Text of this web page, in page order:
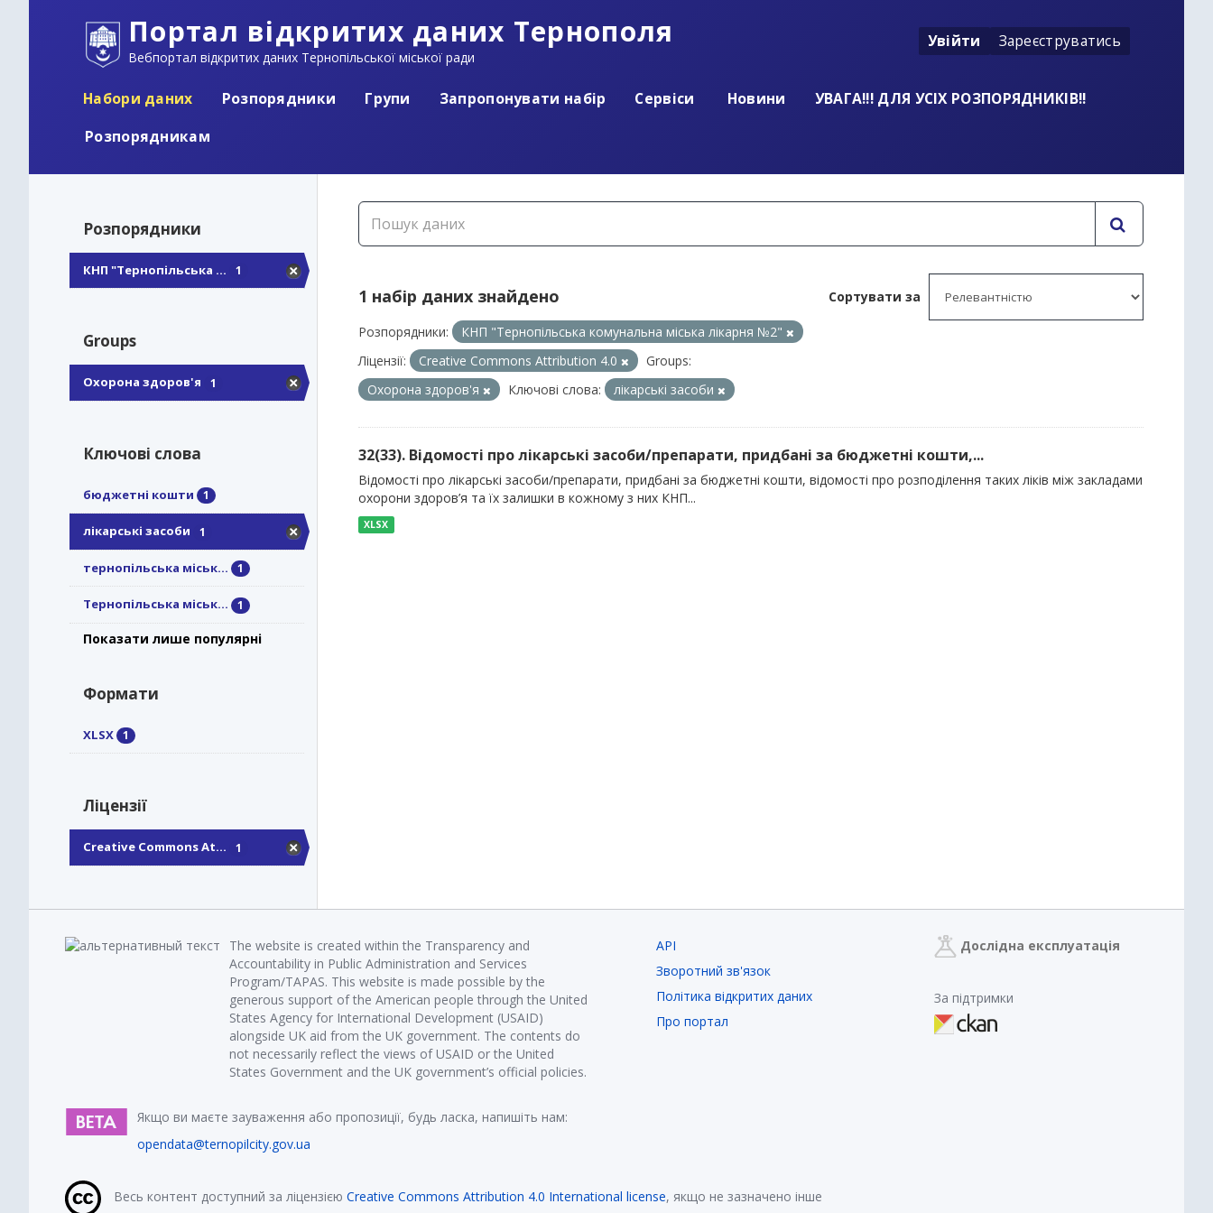
Портал відкритих даних Тернополя
Вебпортал відкритих даних Тернопільської міської ради
Увійти Зареєструватись
Набори даних Розпорядники Групи Запропонувати набір Сервіси Новини
УВАГА!!! ДЛЯ УСІХ РОЗПОРЯДНИКІВ!!
Розпорядникам
Розпорядники
КНП "Тернопільська ... 1
Groups
Охорона здоров'я 1
Ключові слова
бюджетні кошти 1
лікарські засоби 1
тернопільська міськ... 1
Тернопільська міськ... 1
Показати лише популярні
Формати
XLSX 1
Ліцензії
Creative Commons At... 1
Сортувати за
1 набір даних знайдено
Розпорядники:
КНП "Тернопільська комунальна міська лікарня №2"
Ліцензії:
Creative Commons Attribution 4.0
Groups:
Охорона здоров'я
Ключові слова: лікарські засоби
32(33). Відомості про лікарські засоби/препарати, придбані за бюджетні кошти,...
Відомості про лікарські засоби/препарати, придбані за бюджетні кошти, відомості про розподілення таких ліків між закладами
охорони здоров’я та їх залишки в кожному з них КНП...
XLSX
The website is created within the Transparency and
Accountability in Public Administration and Services
Program/TAPAS. This website is made possible by the
generous support of the American people through the United
States Agency for International Development (USAID)
alongside UK aid from the UK government. The contents do
not necessarily reflect the views of USAID or the United
States Government and the UK government’s official policies.
Якщо ви маєте зауваження або пропозиції, будь ласка, напишіть нам:
opendata@ternopilcity.gov.ua
API
Зворотний зв'язок
Політика відкритих даних
Про портал
Дослідна експлуатація
За підтримки
Весь контент доступний за ліцензією Creative Commons Attribution 4.0 International license, якщо не зазначено інше